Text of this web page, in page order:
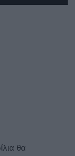
θα